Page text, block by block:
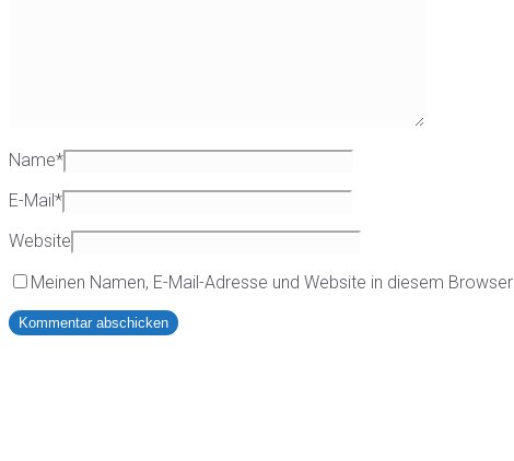
Name*
E-Mail*
Website
Meinen Namen, E-Mail-Adresse und Website in diesem